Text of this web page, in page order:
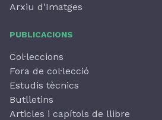
Arxiu d'Imatges
PUBLICACIONS
Col·leccions
Fora de col·lecció
Estudis tècnics
Butlletins
Articles i capítols de llibre